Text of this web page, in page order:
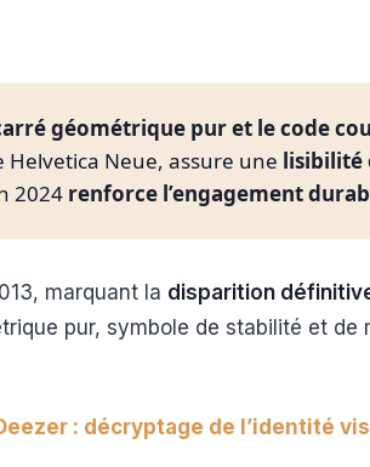
géométrique pur et le code
Neue, assure une lisibilité
2024 renforce l’engagement
marquant la disparition
pur, symbole de stabilité et de
: décryptage de l’identité